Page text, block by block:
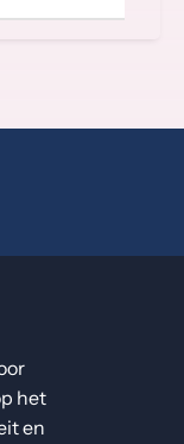
het
en